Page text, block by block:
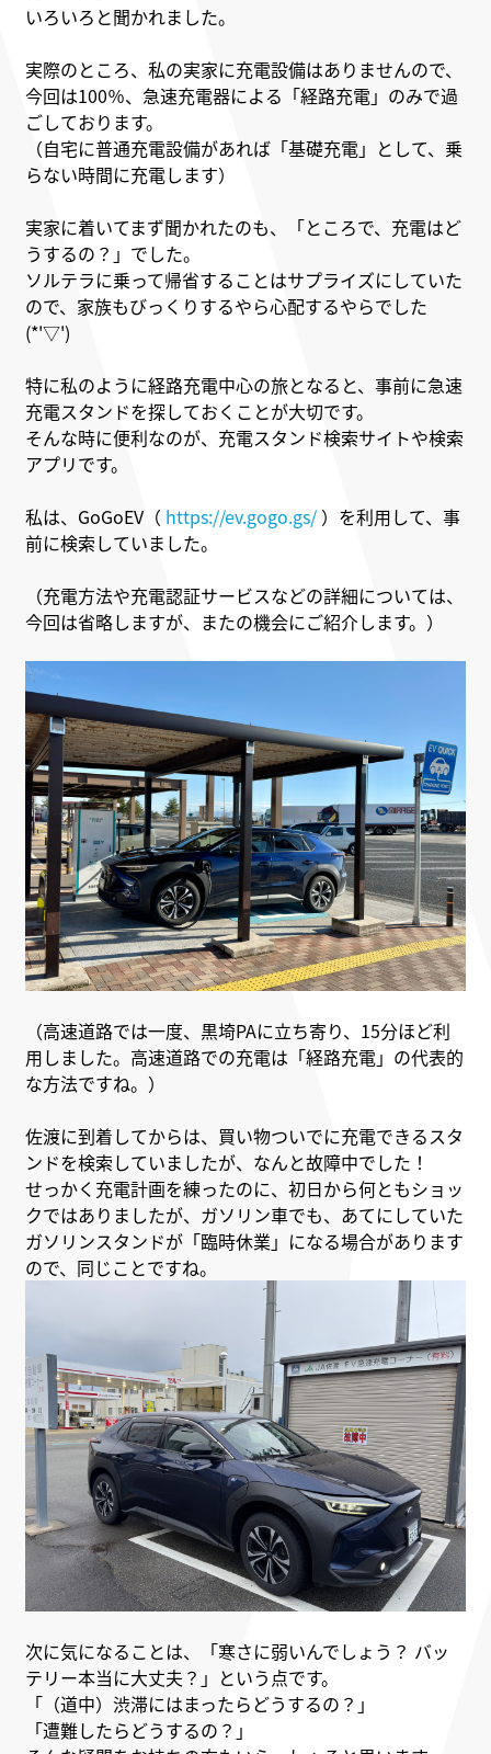
いろいろと聞かれました。
実際のところ、私の実家に充電設備はありませんので、
今回は100％、急速充電器による「経路充電」のみで過
ごしております。
（自宅に普通充電設備があれば「基礎充電」として、乗
らない時間に充電します）
実家に着いてまず聞かれたのも、「ところで、充電はど
うするの？」でした。
ソルテラに乗って帰省することはサプライズにしていた
ので、家族もびっくりするやら心配するやらでした
(*'▽')
特に私のように経路充電中心の旅となると、事前に急速
充電スタンドを探しておくことが大切です。
そんな時に便利なのが、充電スタンド検索サイトや検索
アプリです。
私は、GoGoEV（ https://ev.gogo.gs/ ）を利用して、事
前に検索していました。
（充電方法や充電認証サービスなどの詳細については、
今回は省略しますが、またの機会にご紹介します。）
（高速道路では一度、黒埼PAに立ち寄り、15分ほど利
用しました。高速道路での充電は「経路充電」の代表的
な方法ですね。）
佐渡に到着してからは、買い物ついでに充電できるスタ
ンドを検索していましたが、なんと故障中でした！
せっかく充電計画を練ったのに、初日から何ともショッ
クではありましたが、ガソリン車でも、 あてにしていた
ガソリンスタンドが「臨時休業」になる場合があります
ので、同じことですね。
次に気になることは、「寒さに弱いんでしょう？ バッ
テリー本当に大丈夫？」という点です。
「（道中）渋滞にはまったらどうするの？」
「遭難したらどうするの？」